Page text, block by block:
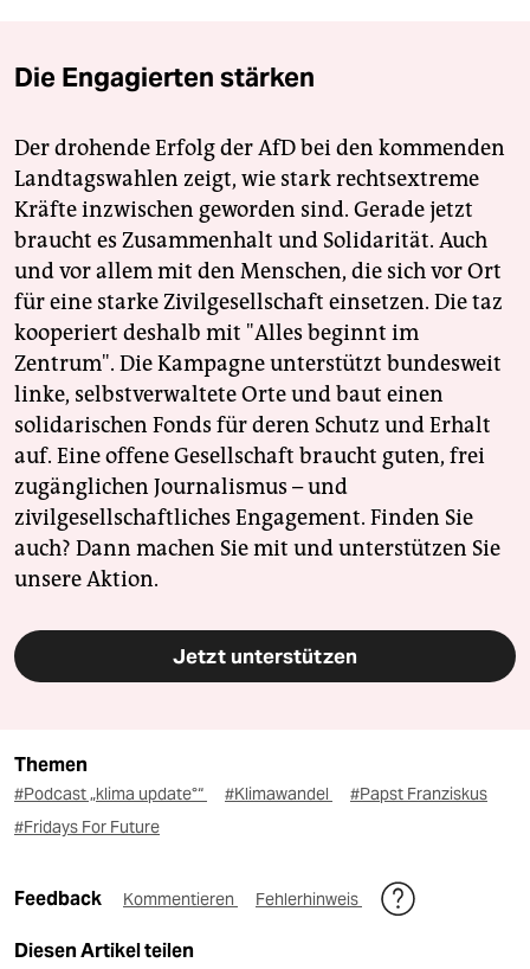
Die Engagierten stärken
Der drohende Erfolg der AfD bei den kommenden
Landtagswahlen zeigt, wie stark rechtsextreme
Kräfte inzwischen geworden sind. Gerade jetzt
braucht es Zusammenhalt und Solidarität. Auch
und vor allem mit den Menschen, die sich vor Ort
für eine starke Zivilgesellschaft einsetzen. Die taz
kooperiert deshalb mit "Alles beginnt im
Zentrum". Die Kampagne unterstützt bundesweit
linke, selbstverwaltete Orte und baut einen
solidarischen Fonds für deren Schutz und Erhalt
auf. Eine offene Gesellschaft braucht guten, frei
zugänglichen Journalismus – und
zivilgesellschaftliches Engagement. Finden Sie
auch? Dann machen Sie mit und unterstützen Sie
unsere Aktion.
Jetzt unterstützen
Themen
#Podcast „klima update°“ #Klimawandel
#Papst Franziskus
#Fridays For Future
Feedback Kommentieren Fehlerhinweis
Diesen Artikel teilen